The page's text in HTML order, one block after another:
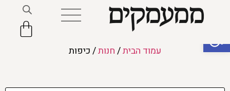
פתח סרגל נגישות
עמוד הבית/חנות/ כיפות